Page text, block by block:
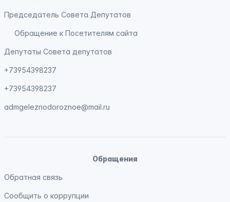
Председатель Совета Депутатов
Обращение к Посетителям сайта
Депутаты Совета депутатов
+73954398237
+73954398237
admgeleznodoroznoe@mail.ru
Обращения
Обратная связь
Сообщить о коррупции